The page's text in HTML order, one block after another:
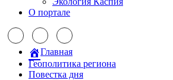
О портале
Главная
Геополитика региона
Повестка дня